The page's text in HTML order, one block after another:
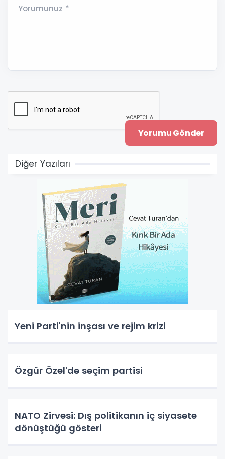
Yorumunuz *
Diğer Yazıları
Yeni Parti'nin inşası ve rejim krizi
Özgür Özel'de seçim partisi
NATO Zirvesi: Dış politikanın iç siyasete
dönüştüğü gösteri